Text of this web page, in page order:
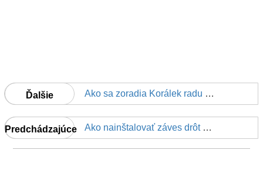
Ďalšie Ako sa zoradia Korálek radu na strop
Predchádzajúce Ako nainštalovať záves drôt pre podhľadu